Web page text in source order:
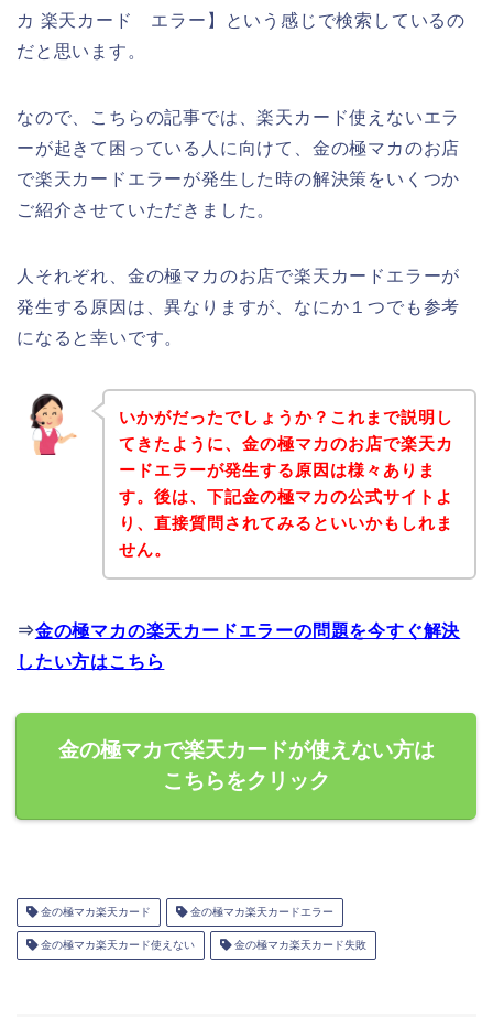
カ 楽天カード エラー】という感じで検索しているの
だと思います。
なので、こちらの記事では、楽天カード使えないエラ
ーが起きて困っている人に向けて、金の極マカのお店
で楽天カードエラーが発生した時の解決策をいくつか
ご紹介させていただきました。
人それぞれ、金の極マカのお店で楽天カードエラーが
発生する原因は、異なりますが、なにか１つでも参考
になると幸いです。
いかがだったでしょうか？これまで説明し
てきたように、金の極マカのお店で楽天カ
ードエラーが発生する原因は様々ありま
す。後は、下記金の極マカの公式サイトよ
り、直接質問されてみるといいかもしれま
せん。
⇒金の極マカの楽天カードエラーの問題を今すぐ解決
したい方はこちら
金の極マカで楽天カードが使えない方は
こちらをクリック
金の極マカ楽天カード 金の極マカ楽天カードエラー
金の極マカ楽天カード使えない 金の極マカ楽天カード失敗